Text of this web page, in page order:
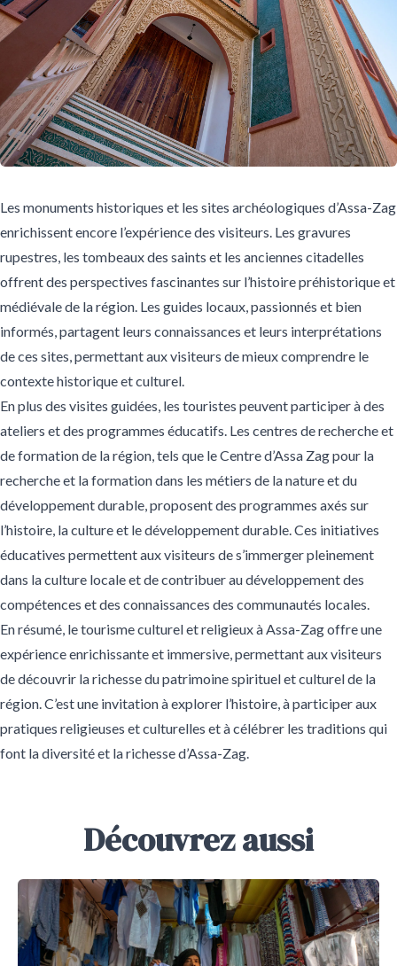
Les monuments historiques et les sites archéologiques d’Assa-Zag
enrichissent encore l’expérience des visiteurs. Les gravures
rupestres, les tombeaux des saints et les anciennes citadelles
offrent des perspectives fascinantes sur l’histoire préhistorique et
médiévale de la région. Les guides locaux, passionnés et bien
informés, partagent leurs connaissances et leurs interprétations
de ces sites, permettant aux visiteurs de mieux comprendre le
contexte historique et culturel.
En plus des visites guidées, les touristes peuvent participer à des
ateliers et des programmes éducatifs. Les centres de recherche et
de formation de la région, tels que le Centre d’Assa Zag pour la
recherche et la formation dans les métiers de la nature et du
développement durable, proposent des programmes axés sur
l’histoire, la culture et le développement durable. Ces initiatives
éducatives permettent aux visiteurs de s’immerger pleinement
dans la culture locale et de contribuer au développement des
compétences et des connaissances des communautés locales.
En résumé, le tourisme culturel et religieux à Assa-Zag offre une
expérience enrichissante et immersive, permettant aux visiteurs
de découvrir la richesse du patrimoine spirituel et culturel de la
région. C’est une invitation à explorer l’histoire, à participer aux
pratiques religieuses et culturelles et à célébrer les traditions qui
font la diversité et la richesse d’Assa-Zag.
Découvrez aussi